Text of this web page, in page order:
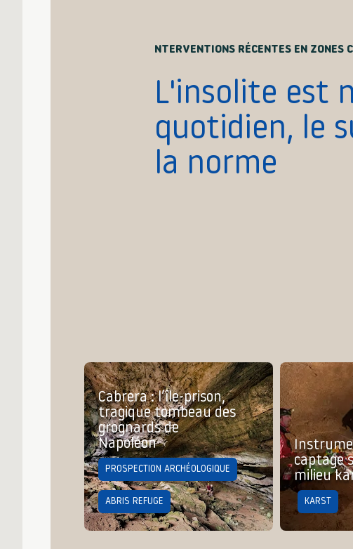
NTERVENTIONS RÉCENTES EN ZONES
L'insolite est
quotidien, le
la norme
Cabrera : l’île-prison,
tragique tombeau des
grognards de
Napoléon
PROSPECTION ARCHÉOLOGIQUE
ABRIS REFUGE
captage
milieu
KARST